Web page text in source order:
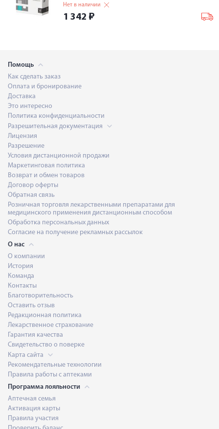
Нет в наличии
1 342 ₽
Помощь
Как сделать заказ
Оплата и бронирование
Доставка
Это интересно
Политика конфиденциальности
Разрешительная документация
Лицензия
Разрешение
Условия дистанционной продажи
Маркетинговая политика
Возврат и обмен товаров
Договор оферты
Обратная связь
Розничная торговля лекарственными препаратами для
медицинского применения дистанционным способом
Обработка персональных данных
Согласие на получение рекламных рассылок
О нас
О компании
История
Команда
Контакты
Благотворительность
Оставить отзыв
Редакционная политика
Лекарственное страхование
Гарантия качества
Свидетельство о поверке
Карта сайта
Рекомендательные технологии
Правила работы с аптеками
Программа лояльности
Аптечная семья
Активация карты
Правила участия